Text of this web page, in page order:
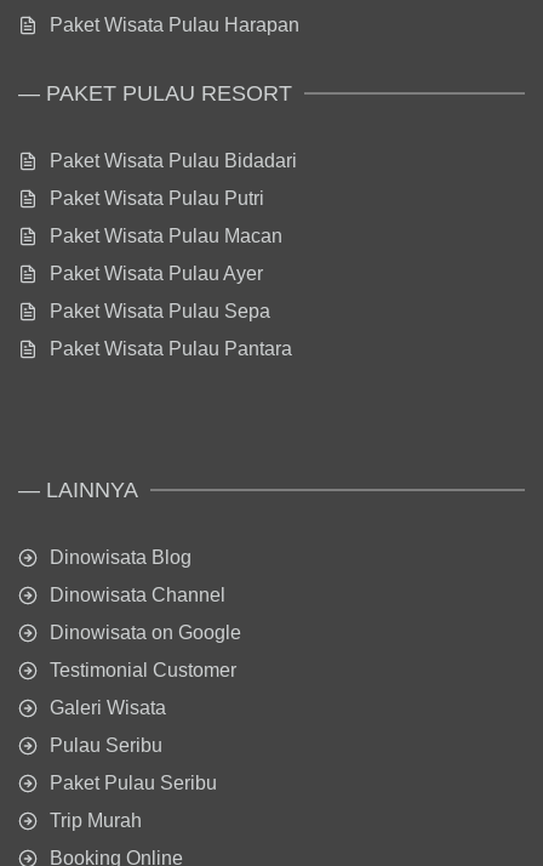
Paket Wisata Pulau Harapan
— PAKET PULAU RESORT
Paket Wisata Pulau Bidadari
Paket Wisata Pulau Putri
Paket Wisata Pulau Macan
Paket Wisata Pulau Ayer
Paket Wisata Pulau Sepa
Paket Wisata Pulau Pantara
— LAINNYA
Dinowisata Blog
Dinowisata Channel
Dinowisata on Google
Testimonial Customer
Galeri Wisata
Pulau Seribu
Paket Pulau Seribu
Trip Murah
Booking Online